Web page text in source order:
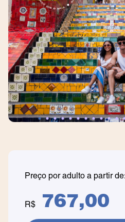
Preço por adulto a partir de:
R$ 767,00